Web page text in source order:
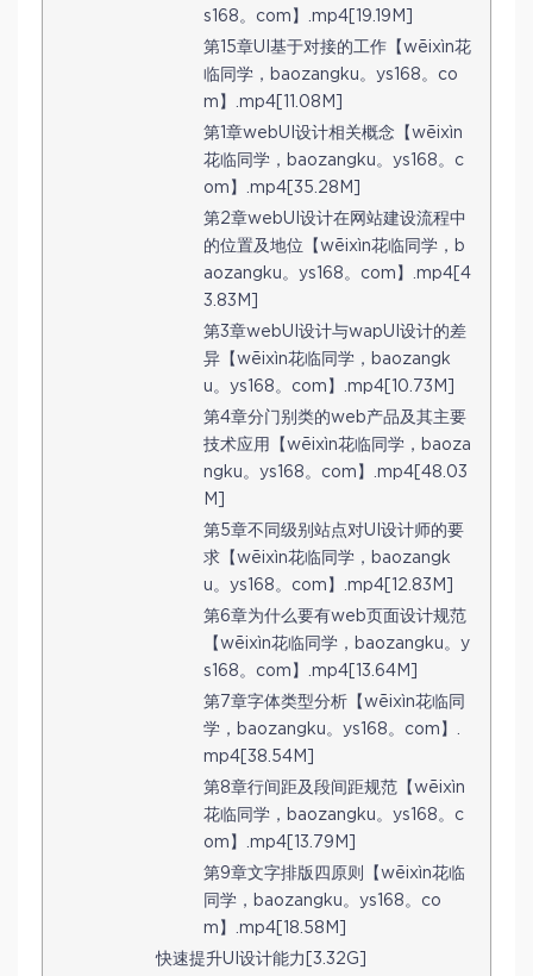
s168。com】.mp4[19.19M]
第15章UI基于对接的工作【wēixìn花
临同学，baozangku。ys168。co
m】.mp4[11.08M]
第1章webUI设计相关概念【wēixìn
花临同学，baozangku。ys168。c
om】.mp4[35.28M]
第2章webUI设计在网站建设流程中
的位置及地位【wēixìn花临同学，b
aozangku。ys168。com】.mp4[4
3.83M]
第3章webUI设计与wapUI设计的差
异【wēixìn花临同学，baozangk
u。ys168。com】.mp4[10.73M]
第4章分门别类的web产品及其主要
技术应用【wēixìn花临同学，baoza
ngku。ys168。com】.mp4[48.03
M]
第5章不同级别站点对UI设计师的要
求【wēixìn花临同学，baozangk
u。ys168。com】.mp4[12.83M]
第6章为什么要有web页面设计规范
【wēixìn花临同学，baozangku。y
s168。com】.mp4[13.64M]
第7章字体类型分析【wēixìn花临同
学，baozangku。ys168。com】.
mp4[38.54M]
第8章行间距及段间距规范【wēixìn
花临同学，baozangku。ys168。c
om】.mp4[13.79M]
第9章文字排版四原则【wēixìn花临
同学，baozangku。ys168。co
m】.mp4[18.58M]
快速提升UI设计能力[3.32G]